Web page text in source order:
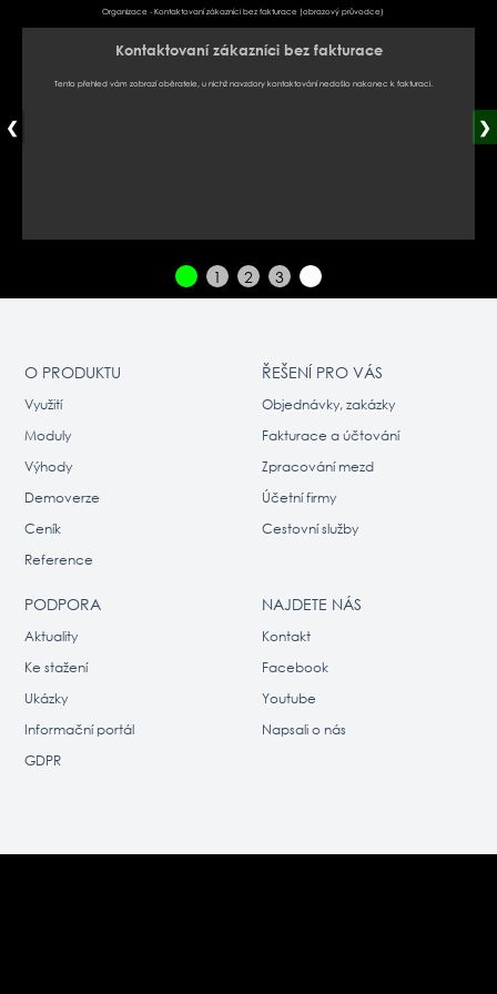
Organizace - Kontaktovaní zákazníci bez fakturace (obrazový průvodce)
Kontaktovaní zákazníci bez fakturace
Tento přehled vám zobrazí oběratele, u nichž navzdory kontaktování nedošlo nakonec k fakturaci.
❮ ❯
1 2 3
O PRODUKTU
Využití
Moduly
Výhody
Demoverze
Ceník
Reference
ŘEŠENÍ PRO VÁS
Objednávky, zakázky
Fakturace a účtování
Zpracování mezd
Účetní firmy
Cestovní služby
PODPORA
Aktuality
Ke stažení
Ukázky
Informační portál
GDPR
NAJDETE NÁS
Kontakt
Facebook
Youtube
Napsali o nás